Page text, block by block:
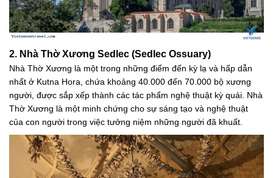
2. Nhà Thờ Xương Sedlec (Sedlec Ossuary)
Nhà Thờ Xương là một trong những điểm đến kỳ lạ và hấp dẫn
nhất ở Kutna Hora, chứa khoảng 40.000 đến 70.000 bộ xương
người, được sắp xếp thành các tác phẩm nghệ thuật kỳ quái. Nhà
Thờ Xương là một minh chứng cho sự sáng tạo và nghệ thuật
của con người trong việc tưởng niệm những người đã khuất.